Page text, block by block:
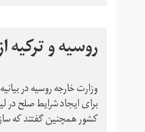
روسیه و
وزارت خارجه روسیه در
برای ایجاد شرایط صلح در
کشور همچنین گفتند که